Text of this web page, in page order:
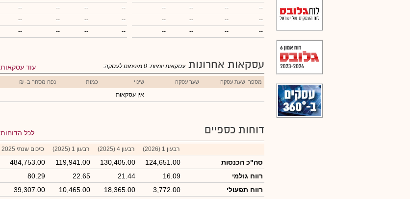
--
--
--
--
--
--
--
--
--
--
--
--
--
--
--
--
--
--
--
--
--
--
--
--
עסקאות אחרונות עוד עסקאות עסקאות יומיות: 0 מינימום לעסקה:
מספר שעת עסקה שער עסקה שינוי כמות נפח מסחר ב- ₪
אין עסקאות
דוחות כספיים לכל הדוחות
רבעון 1 (2026) רבעון 4 (2025) רבעון 1 (2025) סיכום שנתי 2025
סה"כ הכנסות 124,651.00
130,405.00
119,941.00
484,753.00
רווח גולמי
16.09
21.44
22.65
80.29
רווח תפעולי
3,772.00
18,365.00
10,465.00
39,307.00